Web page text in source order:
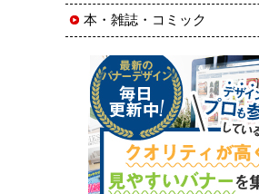
本・雑誌・コミック